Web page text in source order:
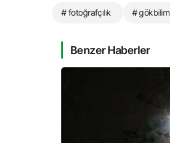
# fotoğrafçılık # gökbilim
Benzer Haberler